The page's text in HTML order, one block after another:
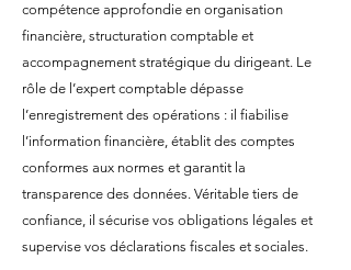
compétence approfondie en organisation
financière, structuration comptable et
accompagnement stratégique du dirigeant. Le
rôle de l’expert comptable dépasse
l’enregistrement des opérations : il fiabilise
l’information financière, établit des comptes
conformes aux normes et garantit la
transparence des données. Véritable tiers de
confiance, il sécurise vos obligations légales et
supervise vos déclarations fiscales et sociales.